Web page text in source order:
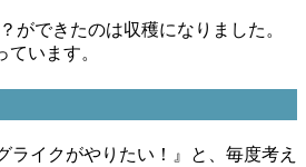
ができたのは収穫になりました。
ています。
ライクがやりたい！』と、毎度考え